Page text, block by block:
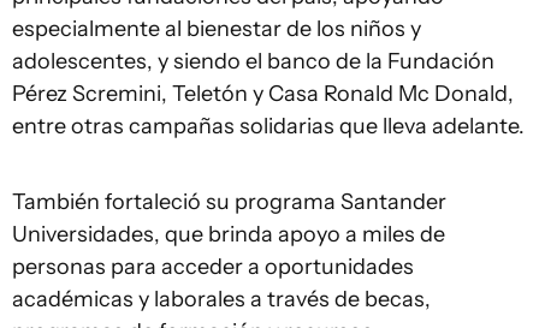
especialmente al bienestar de los niños y
adolescentes, y siendo el banco de la Fundación
Pérez Scremini, Teletón y Casa Ronald Mc Donald,
entre otras campañas solidarias que lleva adelante.
También fortaleció su programa Santander
Universidades, que brinda apoyo a miles de
personas para acceder a oportunidades
académicas y laborales a través de becas,